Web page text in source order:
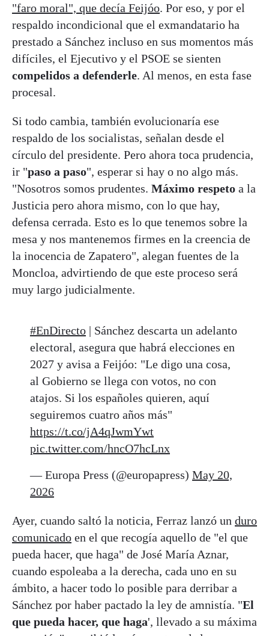
"faro moral", que decía Feijóo. Por eso, y por el
respaldo incondicional que el exmandatario ha
prestado a Sánchez incluso en sus momentos más
difíciles, el Ejecutivo y el PSOE se sienten
compelidos a defenderle. Al menos, en esta fase
procesal.
Si todo cambia, también evolucionaría ese
respaldo de los socialistas, señalan desde el
círculo del presidente. Pero ahora toca prudencia,
ir "paso a paso", esperar si hay o no algo más.
"Nosotros somos prudentes. Máximo respeto a la
Justicia pero ahora mismo, con lo que hay,
defensa cerrada. Esto es lo que tenemos sobre la
mesa y nos mantenemos firmes en la creencia de
la inocencia de Zapatero", alegan fuentes de la
Moncloa, advirtiendo de que este proceso será
muy largo judicialmente.
#EnDirecto | Sánchez descarta un adelanto
electoral, asegura que habrá elecciones en
2027 y avisa a Feijóo: "Le digo una cosa,
al Gobierno se llega con votos, no con
atajos. Si los españoles quieren, aquí
seguiremos cuatro años más"
https://t.co/jA4qJwmYwt
pic.twitter.com/hncO7hcLnx
— Europa Press (@europapress) May 20,
2026
Ayer, cuando saltó la noticia, Ferraz lanzó un duro
comunicado en el que recogía aquello de "el que
pueda hacer, que haga" de José María Aznar,
cuando espoleaba a la derecha, cada uno en su
ámbito, a hacer todo lo posible para derribar a
Sánchez por haber pactado la ley de amnistía. "El
que pueda hacer, que haga', llevado a su máxima